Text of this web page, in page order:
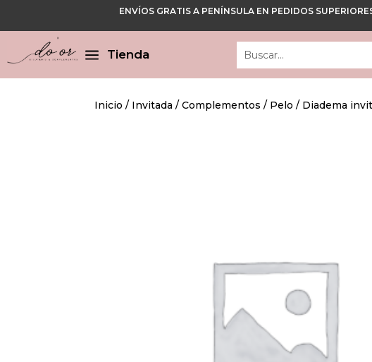
ENVÍOS GRATIS A PENÍNSULA EN PEDIDOS
a Tienda
Cerrar
Inicio / Invitada /Complementos / Pelo / Diadema